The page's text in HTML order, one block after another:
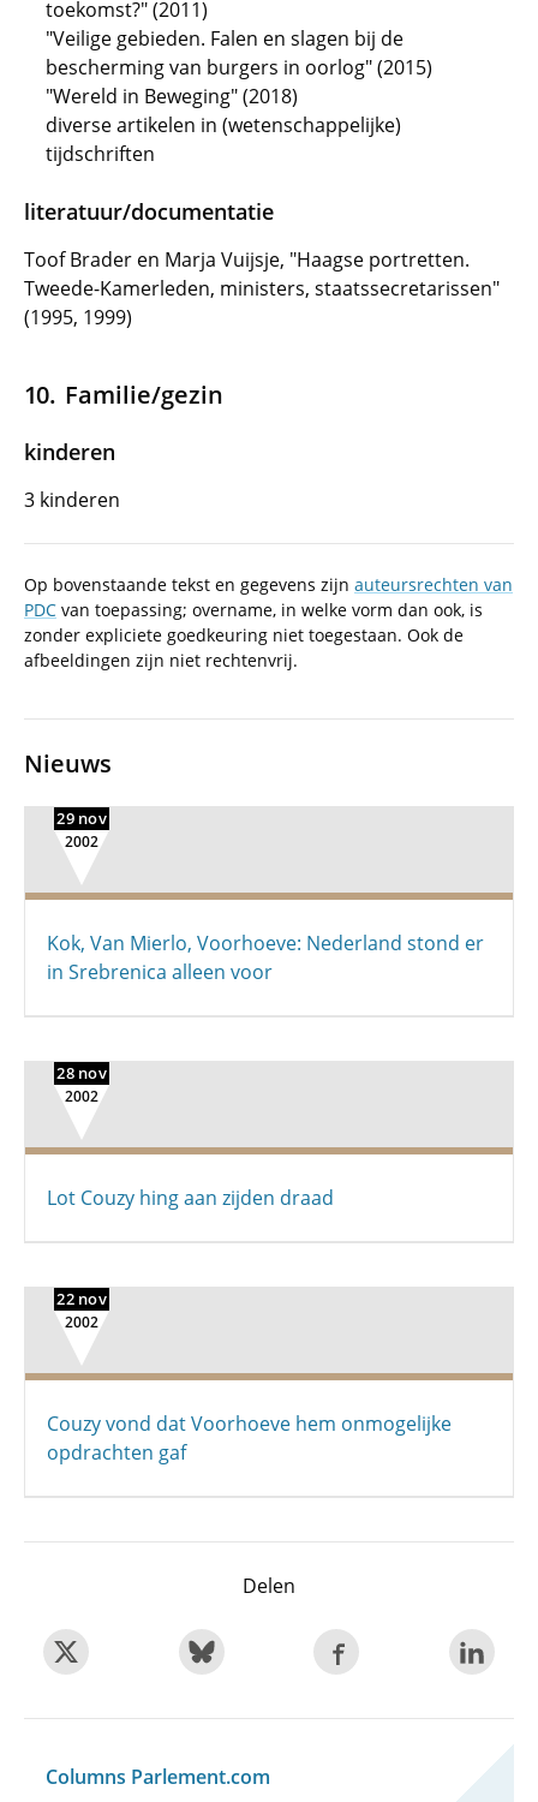
toekomst?" (2011)
"Veilige gebieden. Falen en slagen bij de
bescherming van burgers in oorlog" (2015)
"Wereld in Beweging" (2018)
diverse artikelen in (wetenschappelijke)
tijdschriften
literatuur/documentatie
Toof Brader en Marja Vuijsje, "Haagse portretten.
Tweede-Kamerleden, ministers, staatssecretarissen"
(1995, 1999)
Familie/gezin
kinderen
3 kinderen
Op bovenstaande tekst en gegevens zijn auteursrechten van
PDC van toepassing; overname, in welke vorm dan ook, is
zonder expliciete goedkeuring niet toegestaan. Ook de
afbeeldingen zijn niet rechtenvrij.
Nieuws
29 nov
2002
Kok, Van Mierlo, Voorhoeve: Nederland stond er
in Srebrenica alleen voor
28 nov
2002
Lot Couzy hing aan zijden draad
22 nov
2002
Couzy vond dat Voorhoeve hem onmogelijke
opdrachten gaf
Delen
Columns Parlement.com